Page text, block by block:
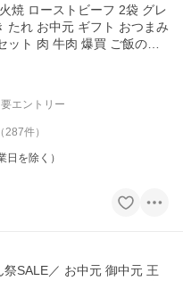
焼 ローストビーフ 2袋 グレ
たれ お中元 ギフト おつまみ
牛肉 爆買 ご飯のお
要エントリー
287件）
日を除く）
祭SALE／ お中元 御中元 王